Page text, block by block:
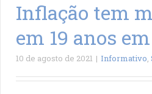
Inflação tem
em 19 anos
10 de agosto de 2021 | Informativo